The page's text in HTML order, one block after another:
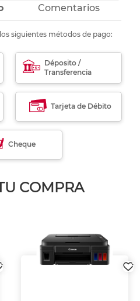
Comentarios
siguientes métodos de pago:
Déposito /
Transferencia
Tarjeta de Débito
Cheque
COMPRA